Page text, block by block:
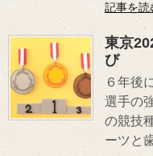
記事を読
東京
び
６年後
選手の
の競技
ーツと